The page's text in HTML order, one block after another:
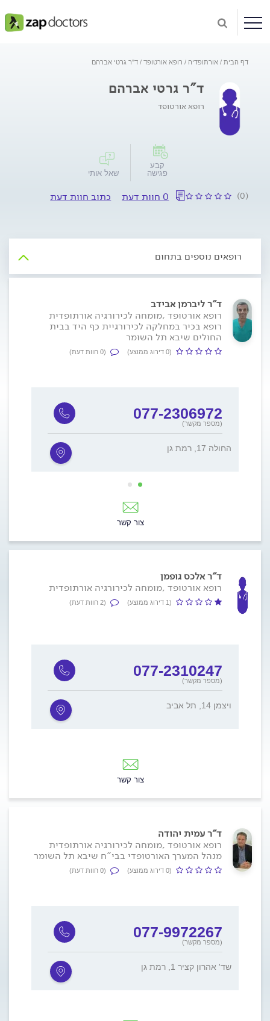
דף הבית אורתופדיה רופא אורטופד ד"ר גרטי אברהם
ד"ר גרטי אברהם
רופא אורטופד
קבע
פגישה
שאל אותי
(0) 0 חוות דעת כתוב חוות דעת
רופאים נוספים בתחום
ד"ר ליברמן אבידב
רופא אורטופד ,מומחה לכירורגיה אורתופדית
רופא בכיר במחלקה לכירורגיית כף היד בבית
החולים שיבא תל השומר
(0 דירוג ממוצע) (0 חוות דעת)
077-2306972
(מספר מקשר)
החולה 17, רמת גן
צור קשר
ד"ר אלכס גופמן
רופא אורטופד ,מומחה לכירורגיה אורתופדית
(1 דירוג ממוצע) (2 חוות דעת)
077-2310247
(מספר מקשר)
ויצמן 14, תל אביב
צור קשר
ד"ר עמית יהודה
רופא אורטופד ,מומחה לכירורגיה אורתופדית
מנהל המערך האורטופדי בבי"ח שיבא תל השומר
(0 דירוג ממוצע) (0 חוות דעת)
077-9972267
(מספר מקשר)
שד' אהרון קציר 1, רמת גן